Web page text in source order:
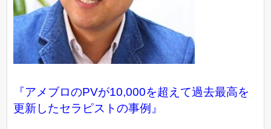
『アメブロのPVが10,000を超えて過去最高を
更新したセラピストの事例』